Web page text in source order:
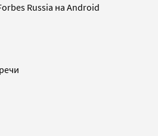
Russia на Android